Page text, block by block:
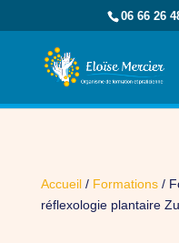
06 66 26
Accueil/ Formations/
réflexologie plantaire